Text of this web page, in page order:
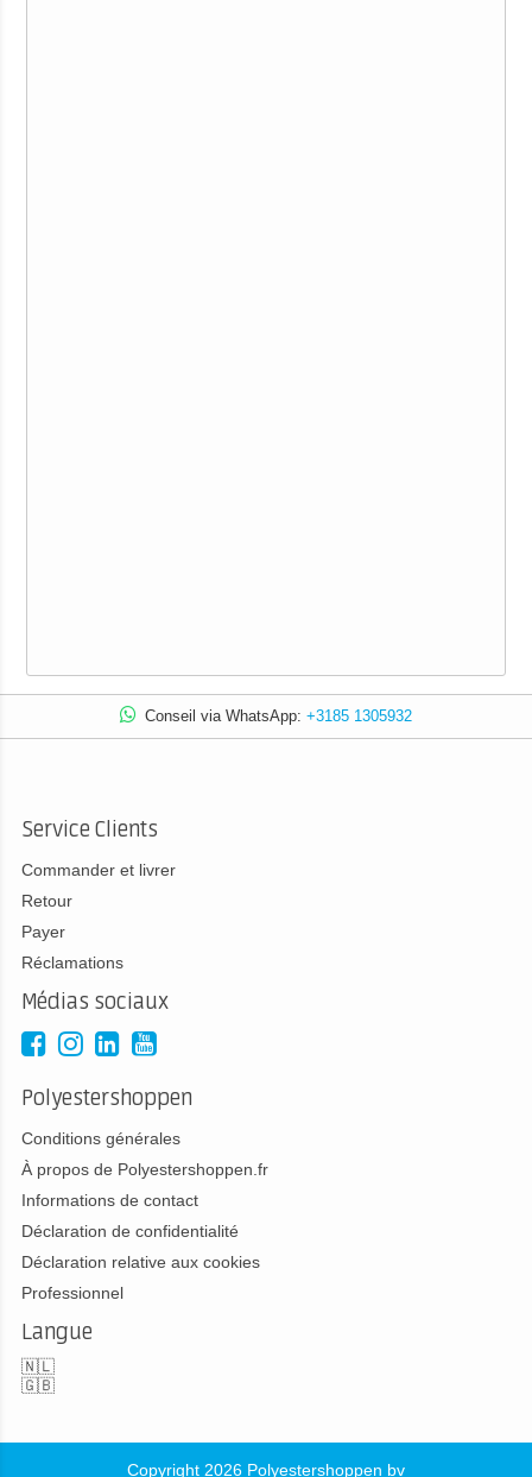
Conseil via WhatsApp: +3185 1305932
Service Clients
Commander et livrer
Retour
Payer
Réclamations
Médias sociaux
Polyestershoppen
Conditions générales
À propos de Polyestershoppen.fr
Informations de contact
Déclaration de confidentialité
Déclaration relative aux cookies
Professionnel
Langue
🇳🇱
🇬🇧
Copyright 2026 Polyestershoppen bv